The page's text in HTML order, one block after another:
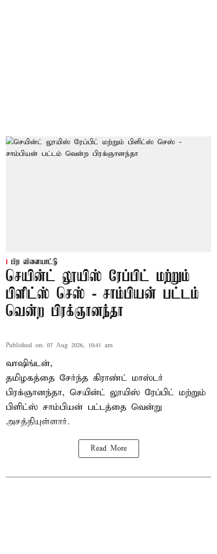
பிற விளையாட்டு
செயின்ட் லூயிஸ் ரேப்பிட் மற்றும்
பிளிட்ஸ் செஸ் - சாம்பியன் பட்டம்
வென்ற பிரக்ஞானந்தா
Published on: 07 Aug 2026, 10:41 am
வாஷிங்டன்,
தமிழகத்தை சேர்ந்த கிராண்ட் மாஸ்டர்
பிரக்ஞானந்தா, செயின்ட் லூயிஸ் ரேப்பிட் மற்றும்
பிளிட்ஸ் சாம்பியன் பட்டத்தை வென்று
அசத்தியுள்ளார்.
Read More